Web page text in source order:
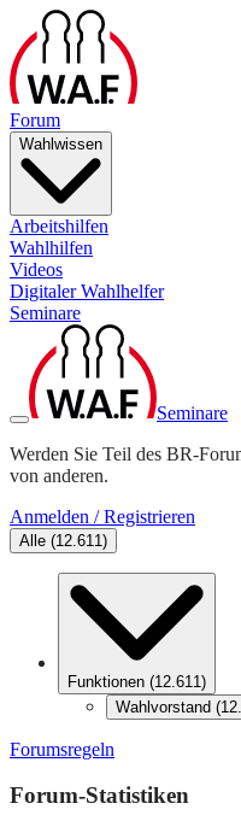
Forum
Wahlwissen
Arbeitshilfen
Wahlhilfen
Videos
Digitaler Wahlhelfer
Seminare
Seminare
Werden Sie Teil des BR-
von anderen.
Anmelden / Registrieren
Alle (12.611)
Funktionen (12.611)
Wahlvorstand (
Forumsregeln
Forum-Statistiken